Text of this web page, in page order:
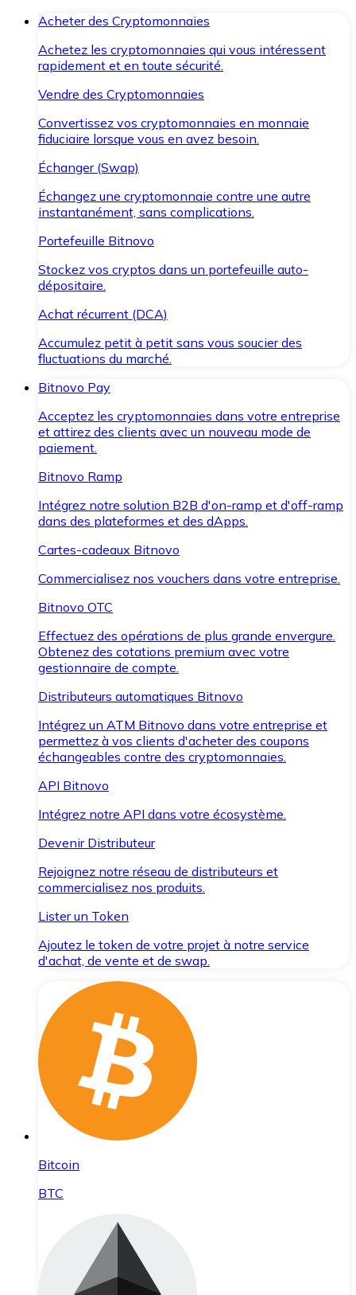
Acheter des Cryptomonnaies
Achetez les cryptomonnaies qui vous intéressent
rapidement et en toute sécurité.
Vendre des Cryptomonnaies
Convertissez vos cryptomonnaies en monnaie
fiduciaire lorsque vous en avez besoin.
Échanger (Swap)
Échangez une cryptomonnaie contre une autre
instantanément, sans complications.
Portefeuille Bitnovo
Stockez vos cryptos dans un portefeuille auto-
dépositaire.
Achat récurrent (DCA)
Accumulez petit à petit sans vous soucier des
fluctuations du marché.
Bitnovo Pay
Acceptez les cryptomonnaies dans votre entreprise
et attirez des clients avec un nouveau mode de
paiement.
Bitnovo Ramp
Intégrez notre solution B2B d'on-ramp et d'off-ramp
dans des plateformes et des dApps.
Cartes-cadeaux Bitnovo
Commercialisez nos vouchers dans votre entreprise.
Bitnovo OTC
Effectuez des opérations de plus grande envergure.
Obtenez des cotations premium avec votre
gestionnaire de compte.
Distributeurs automatiques Bitnovo
Intégrez un ATM Bitnovo dans votre entreprise et
permettez à vos clients d'acheter des coupons
échangeables contre des cryptomonnaies.
API Bitnovo
Intégrez notre API dans votre écosystème.
Devenir Distributeur
Rejoignez notre réseau de distributeurs et
commercialisez nos produits.
Lister un Token
Ajoutez le token de votre projet à notre service
d'achat, de vente et de swap.
Bitcoin
BTC